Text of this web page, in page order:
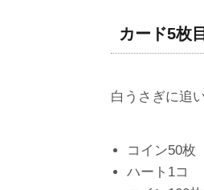
カード5枚目
白うさぎに追
コイン50枚
ハート1コ